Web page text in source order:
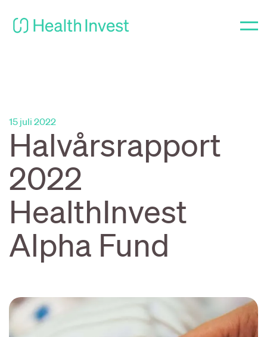
15 juli 2022
Halvårsrapport
2022
HealthInvest
Alpha Fund